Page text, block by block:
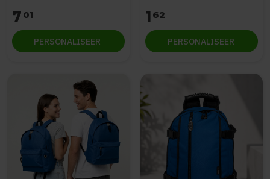
7 01
PERSONALISEER
1 62
PERSONALISEER